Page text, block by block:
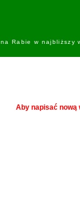
Rabie w
Aby napisać nową